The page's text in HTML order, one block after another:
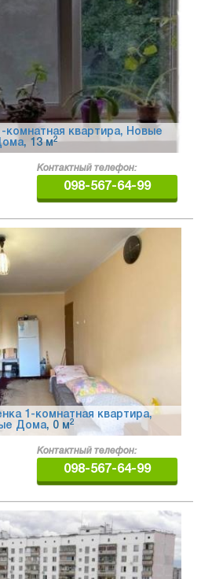
комнатная квартира, Новые
, 13 м2
Контактный телефон:
098-567-64-99
1-комнатная квартира,
Дома, 0 м2
Контактный телефон:
098-567-64-99